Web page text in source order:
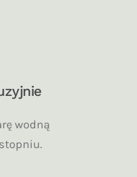
wodną